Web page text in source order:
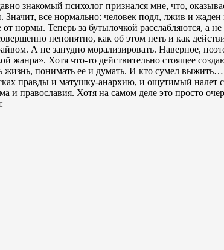
знакомый психолог признался мне, что,
Значит, все нормально: человек подл, лжив и жаден
нормы. Теперь за бутылочкой расслабляются, а
непонятно, как об этом петь и как
А не занудно морализировать. Наверное,
жанра». Хотя что-то действительно стоящее
жизнь, понимать ее и думать. И кто сумел
правды и матушку-анархию, и ощутимый налет
и православия. Хотя на самом деле это просто